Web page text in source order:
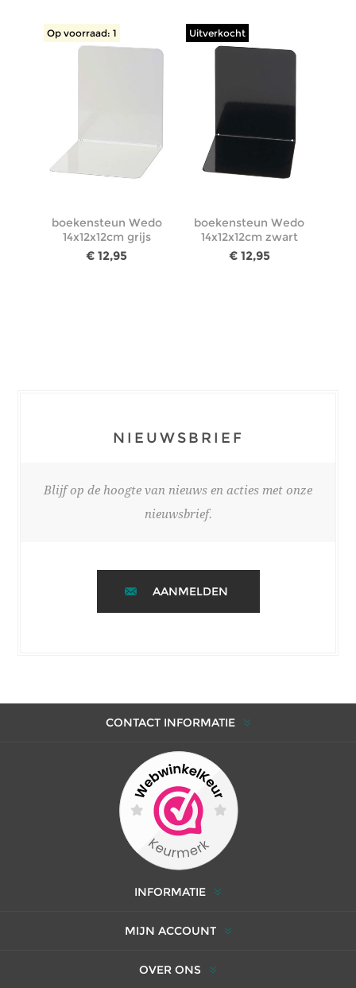
Op voorraad: 1
boekensteun Wedo
14x12x12cm grijs
€ 12,95
Uitverkocht
boekensteun Wedo
14x12x12cm zwart
€ 12,95
NIEUWSBRIEF
Blijf op de hoogte van nieuws en acties met onze
nieuwsbrief.
AANMELDEN
CONTACT INFORMATIE
INFORMATIE
MIJN ACCOUNT
OVER ONS